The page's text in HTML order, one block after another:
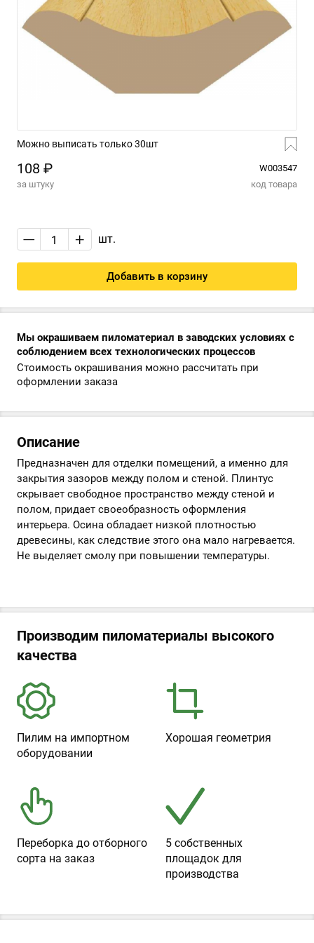
Можно выписать только 30шт
108 ₽
W003547
за штуку
код товара
— + шт.
Добавить в корзину
Мы окрашиваем пиломатериал в заводских условиях с
соблюдением всех технологических процессов
Стоимость окрашивания можно рассчитать при
оформлении заказа
Описание
Предназначен для отделки помещений, а именно для
закрытия зазоров между полом и стеной. Плинтус
скрывает свободное пространство между стеной и
полом, придает своеобразность оформления
интерьера. Осина обладает низкой плотностью
древесины, как следствие этого она мало нагревается.
Не выделяет смолу при повышении температуры.
Производим пиломатериалы высокого
качества
Пилим на импортном
оборудовании
Хорошая геометрия
Переборка до отборного
сорта на заказ
5 собственных
площадок для
производства